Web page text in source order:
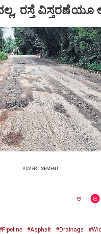
ರಸ್ತೆ ವಿಸ್ತರಣೆಯೂ
ADVERTISEMENT
ಅ
#Asphalt #Drainage